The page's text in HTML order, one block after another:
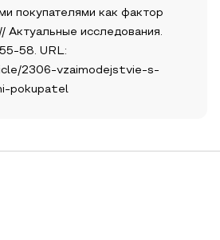
покупателями как фактор
Актуальные исследования.
58. URL:
2306-vzaimodejstvie-s-
pokupatel